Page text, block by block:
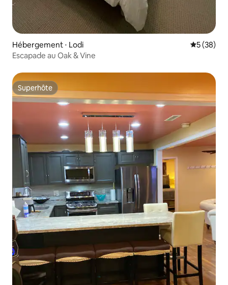
Hébergement ⋅ Lodi
5 (38)
Escapade au Oak & Vine
Superhôte
Superhôte